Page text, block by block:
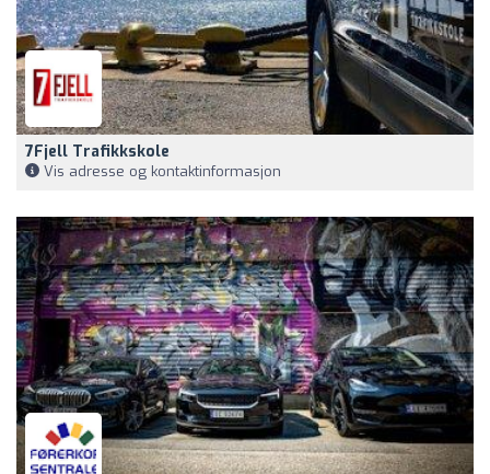
7Fjell Trafikkskole
Vis adresse og kontaktinformasjon